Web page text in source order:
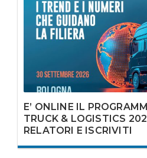
E’ ONLINE IL
TRUCK & LOGISTICS
RELATORI E ISCRIVITI